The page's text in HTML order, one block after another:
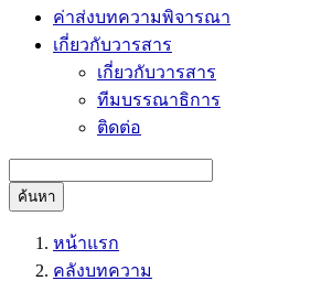
ค่าส่งบทความพิจารณา
เกี่ยวกับวารสาร
เกี่ยวกับวารสาร
ทีมบรรณาธิการ
ติดต่อ
ค้นหา
หน้าแรก
คลังบทความ